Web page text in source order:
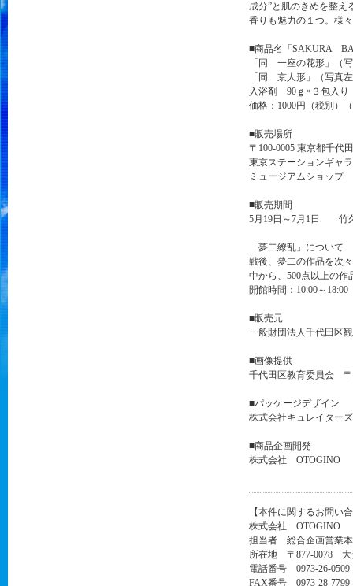
成分”と肌のきめを整え
香りも魅力の１つ。様
■商品名「SAKURA
「同 一座の花形」（
「同 京人形」（写真
入浴剤 90ｇ×３包入り
価格：1000円（税別）
■販売場所
〒100-0005 東京都千代
東京ステーションギャ
ミュージアムショップ
■販売期間
5月19日～7月1日 竹
「夢二繚乱」について
戦後、夢二の作品を次
中から、500点以上の
開館時間：10:00～
■販売元
一般財団法人千代田区
■画像提供
千代田区教育委員会
■パッケージデザイン
株式会社キュレイター
■商品企画開発
株式会社 OTOGINO
【本件に関するお問い
株式会社 OTOGINO
担当者 総合企画営業
所在地 〒877-0078 大
電話番号 0973-26-0509
FAX番号 0973-28-7799